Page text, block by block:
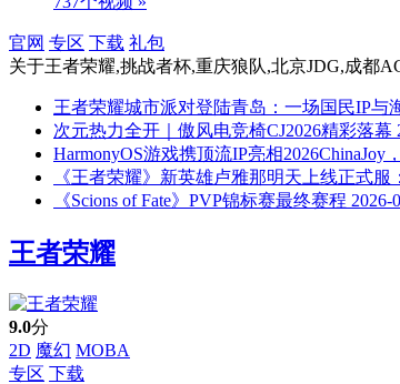
官网 专区 下载 礼包
关于王者荣耀,挑战者杯,重庆狼队,北京JDG,成都
王者荣耀城市派对登陆青岛：一场国民IP与
次元热力全开｜傲风电竞椅CJ2026精彩落幕
HarmonyOS游戏携顶流IP亮相2026ChinaJoy
《王者荣耀》新英雄卢雅那明天上线正式服
《Scions of Fate》PVP锦标赛最终赛程 2026-
王者荣耀
9.0分
2D 魔幻 MOBA
专区 下载